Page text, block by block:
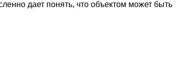
дает понять, что объектом может быть